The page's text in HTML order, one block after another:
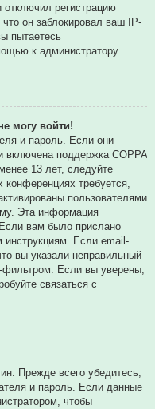
регистрацию
он заблокировал ваш IP-
пытаетесь
к администратору
могу войти!
и пароль. Если они
включена поддержка COPPA
13 лет, следуйте
требуется,
пользователями
Эта информация
вам было прислано
Если email-
вы указали неправильный
фильтром. Если вы уверены,
связаться с
Прежде всего убедитесь,
и пароль. Если данные
чтобы